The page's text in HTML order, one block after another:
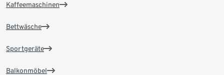
Kaffeemaschinen
Bettwäsche
Sportgeräte
Balkonmöbel